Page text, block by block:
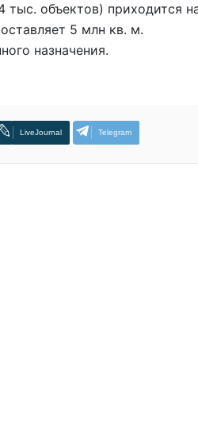
тыс. объектов) приходится
5 млн кв. м.
назначения.
LiveJournal Telegram